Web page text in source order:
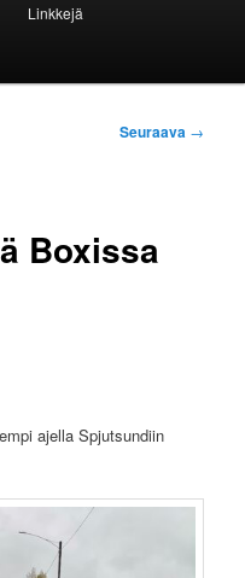
Linkkejä
Seuraava →
Boxissa
ajella Spjutsundiin